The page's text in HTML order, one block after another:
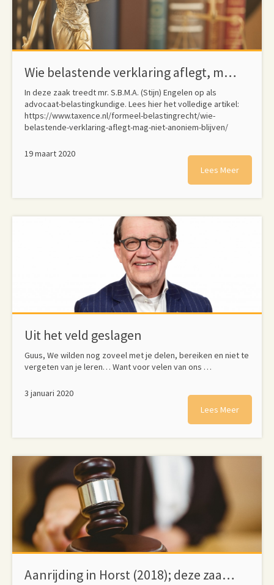
Wie belastende verklaring aflegt, mag niet anoniem blijven
In deze zaak treedt mr. S.B.M.A. (Stijn) Engelen op als
advocaat-belastingkundige. Lees hier het volledige artikel:
https://www.taxence.nl/formeel-belastingrecht/wie-
belastende-verklaring-aflegt-mag-niet-anoniem-blijven/
19 maart 2020
Lees Meer
Uit het veld geslagen
Guus, We wilden nog zoveel met je delen, bereiken en niet te
vergeten van je leren… Want voor velen van ons …
3 januari 2020
Lees Meer
Aanrijding in Horst (2018); deze zaak kent alleen maar verliezers